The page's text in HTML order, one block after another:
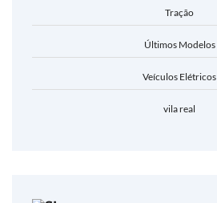
Tração
Últimos Modelos
Veículos Elétricos
vila real